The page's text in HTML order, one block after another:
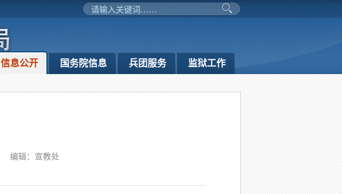
信息公开 国务院信息 兵团服务 监狱工作
编辑：宣教处